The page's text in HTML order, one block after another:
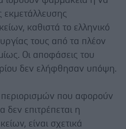
εκμετάλλευσης
καθιστά το ελληνικό
τους από τα πλέον
Οι αποφάσεις του
δεν ελήφθησαν υπόψη.
που αφορούν
επιτρέπεται η
είναι σχετικά